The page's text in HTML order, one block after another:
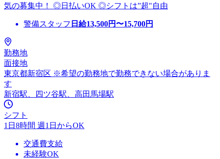
気の募集中！ ◎日払いOK ◎シフトは”超"自由
警備スタッフ 日給13,500円〜15,700円
勤務地
面接地
東京都新宿区 ※希望の勤務地で勤務できない場合がありま
す
新宿駅、四ツ谷駅、高田馬場駅
シフト
1日8時間 週1日からOK
交通費支給
未経験OK